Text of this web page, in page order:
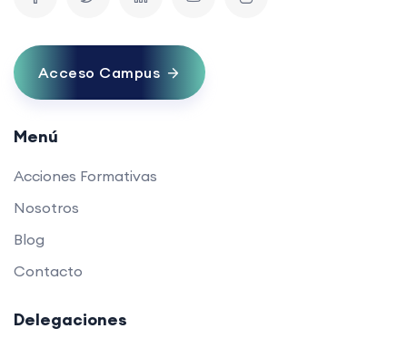
Acceso Campus
Menú
Acciones Formativas
Nosotros
Blog
Contacto
Delegaciones